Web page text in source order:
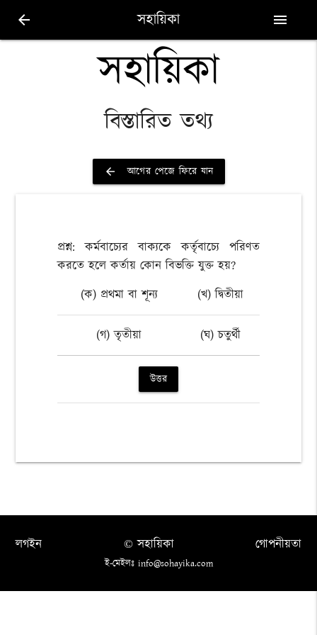
arrow_back সহায়িকা menu
সহায়িকা
বিস্তারিত তথ্য
arrow_back আগের পেজে ফিরে যান
প্রশ্ন: কর্মবাচ্যের বাক্যকে কর্তৃবাচ্যে পরিণত
করতে হলে কর্তায় কোন বিভক্তি যুক্ত হয়?
(ক) প্রথমা বা শূন্য
(খ) দ্বিতীয়া
(গ) তৃতীয়া (ঘ) চতুর্থী
উত্তর
লগইন গোপনীয়তা
© সহায়িকা
ই-মেইলঃ info@sohayika.com